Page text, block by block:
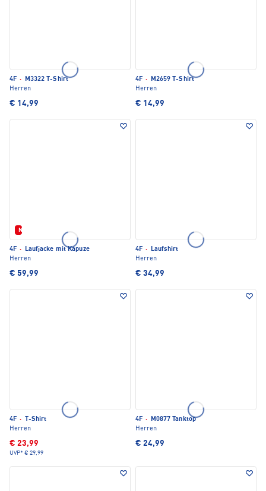
4F ·
M3322 T-Shirt
Herren
€ 14,99
4F ·
M2659 T-Shirt
Herren
€ 14,99
Neu
4F ·
Laufjacke mit Kapuze
Herren
€ 59,99
4F ·
Laufshirt
Herren
€ 34,99
4F ·
T-Shirt
Herren
€ 23,99
UVP* € 29,99
4F ·
M0877 Tanktop
Herren
€ 24,99